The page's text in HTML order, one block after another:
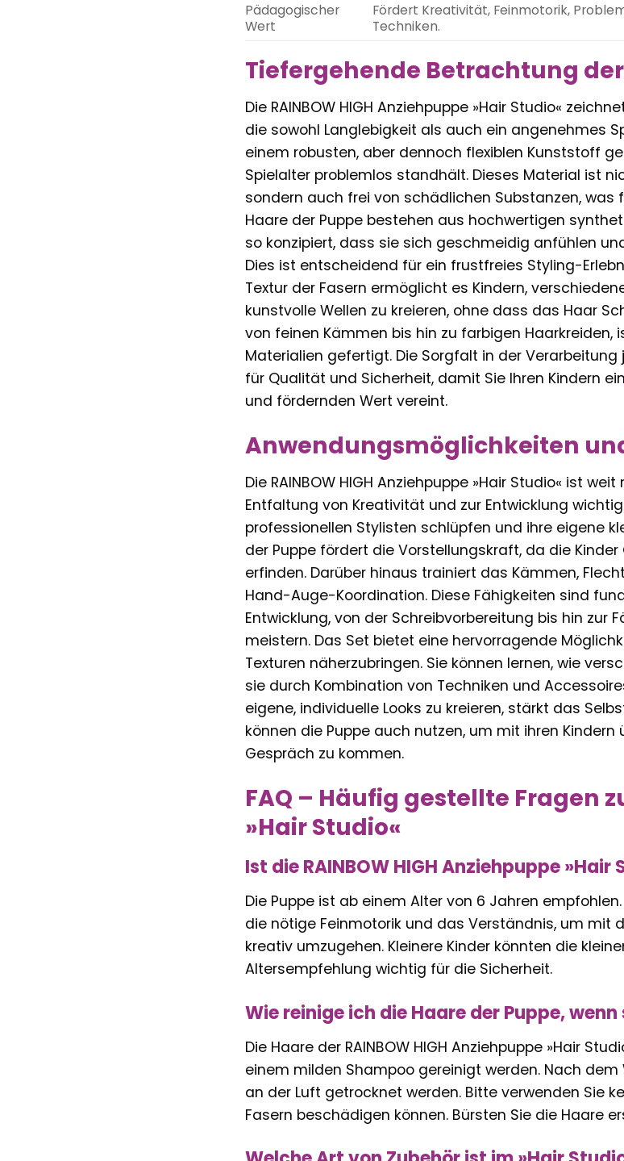
Pädagogischer
Wert
Fördert Kreativität, Feinmotorik,
Techniken.
Tiefergehende Betrachtung
Die RAINBOW HIGH Anziehpuppe »Hair Studio«
die sowohl Langlebigkeit als auch ein angenehmes
einem robusten, aber dennoch flexiblen Kunststoff
Spielalter problemlos standhält. Dieses Material ist
sondern auch frei von schädlichen Substanzen, was
Haare der Puppe bestehen aus hochwertigen
so konzipiert, dass sie sich geschmeidig anfühlen
Dies ist entscheidend für ein frustfreies Styling-
Textur der Fasern ermöglicht es Kindern,
kunstvolle Wellen zu kreieren, ohne dass das Haar
von feinen Kämmen bis hin zu farbigen
Materialien gefertigt. Die Sorgfalt in der
für Qualität und Sicherheit, damit Sie Ihren Kindern ein
und fördernden Wert vereint.
Anwendungsmöglichkeiten
Die RAINBOW HIGH Anziehpuppe »Hair Studio« ist
Entfaltung von Kreativität und zur Entwicklung
professionellen Stylisten schlüpfen und ihre eigene
der Puppe fördert die Vorstellungskraft, da die
erfinden. Darüber hinaus trainiert das Kämmen,
Hand-Auge-Koordination. Diese Fähigkeiten sind
Entwicklung, von der Schreibvorbereitung bis hin
meistern. Das Set bietet eine hervorragende
Texturen näherzubringen. Sie können lernen, wie
sie durch Kombination von Techniken und
eigene, individuelle Looks zu kreieren, stärkt das
können die Puppe auch nutzen, um mit ihren Kindern
Gespräch zu kommen.
FAQ – Häufig gestellte Fragen
»Hair Studio«
Ist die RAINBOW HIGH Anziehpuppe
Die Puppe ist ab einem Alter von 6 Jahren
die nötige Feinmotorik und das Verständnis, um mit
kreativ umzugehen. Kleinere Kinder könnten die
Altersempfehlung wichtig für die Sicherheit.
Wie reinige ich die Haare der Puppe,
Die Haare der RAINBOW HIGH Anziehpuppe »Hair
einem milden Shampoo gereinigt werden. Nach
an der Luft getrocknet werden. Bitte verwenden Sie
Fasern beschädigen können. Bürsten Sie die Haare